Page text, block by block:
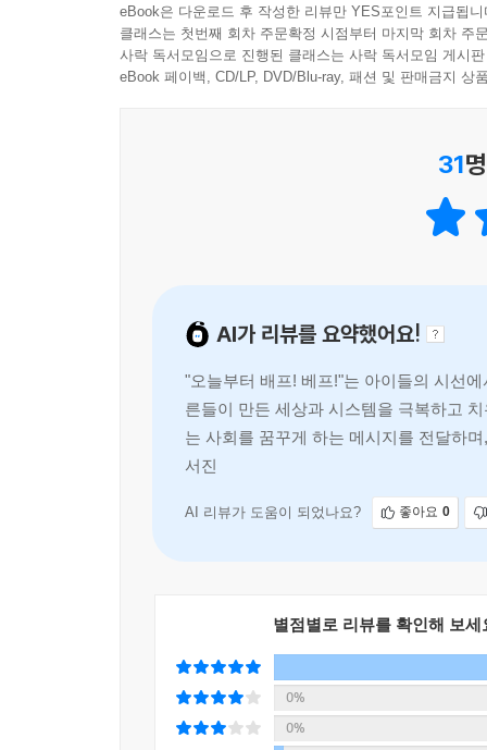
eBook은 다운로드 후 작성한 리뷰만 YES포인트 지급됩니
클래스는 첫번째 회차 주문확정 시점부터 마지막 회차 주
사락 독서모임으로 진행된 클래스는 사락 독서모임 게시
eBook 페이백, CD/LP, DVD/Blu-ray, 패션 및 판매금지 상
31
AI가 리뷰를 요약했어요!
"오늘부터 배프! 베프!"는 아이들의 시선
른들이 만든 세상과 시스템을 극복하고
는 사회를 꿈꾸게 하는 메시지를 전달하
서진과 친구 유림이의 우정과 사랑스러
AI 리뷰가 도움이 되었나요? 좋아요 0
별점별로 리뷰를 확인해 보세
0%
0%